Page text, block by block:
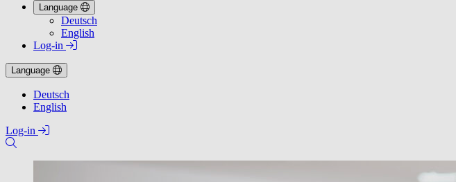
Language
Deutsch
English
Log-in
Language
Deutsch
English
Log-in